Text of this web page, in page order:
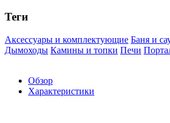
Теги
Аксессуары и комплектующие Баня и
Дымоходы Камины и топки Печи
Обзор
Характеристики